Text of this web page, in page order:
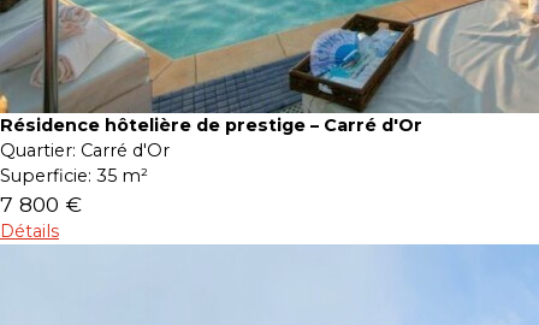
Résidence hôtelière de prestige – Carré d'Or
Quartier: Carré d'Or
Superficie: 35 m²
7 800 €
Détails